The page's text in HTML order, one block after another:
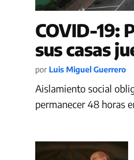
COVID-19:
sus casas
por Luis Miguel Guerrero
Aislamiento social
permanecer 48 horas